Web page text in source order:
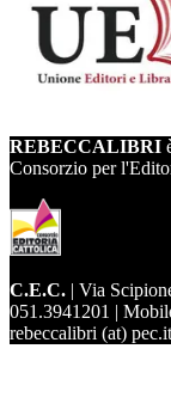
REBECCALIBRI
Consorzio per
C.E.C. | Via
051.3941201 |
rebeccalibri (at) pec.it